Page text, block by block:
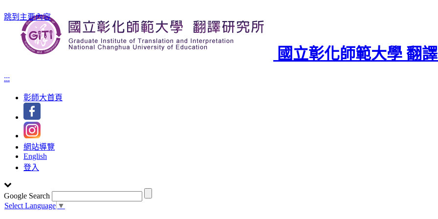
跳到主要內容
國立彰化師範大學 翻
:::
彰師大首頁
網站導覽
English
登入
Google Search
Select Language ▼